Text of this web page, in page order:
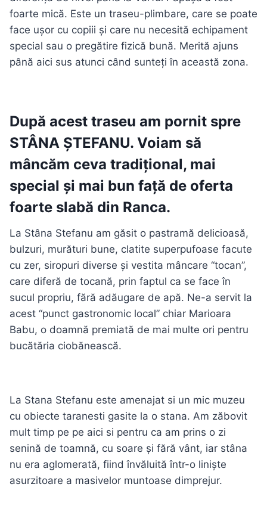
foarte mică. Este un traseu-plimbare, care se poate
face ușor cu copiii și care nu necesită echipament
special sau o pregătire fizică bună. Merită ajuns
până aici sus atunci când sunteți în această zona.
După acest traseu am pornit spre
STÂNA ȘTEFANU. Voiam să
mâncăm ceva tradițional, mai
special și mai bun față de oferta
foarte slabă din Ranca.
La Stâna Stefanu am găsit o pastramă delicioasă,
bulzuri, murături bune, clatite superpufoase facute
cu zer, siropuri diverse și vestita mâncare “tocan”,
care diferă de tocană, prin faptul ca se face în
sucul propriu, fără adăugare de apă. Ne-a servit la
acest “punct gastronomic local” chiar Marioara
Babu, o doamnă premiată de mai multe ori pentru
bucătăria ciobănească.
La Stana Stefanu este amenajat si un mic muzeu
cu obiecte taranesti gasite la o stana. Am zăbovit
mult timp pe pe aici si pentru ca am prins o zi
senină de toamnă, cu soare și fără vânt, iar stâna
nu era aglomerată, fiind învăluită într-o liniște
asurzitoare a masivelor muntoase dimprejur.